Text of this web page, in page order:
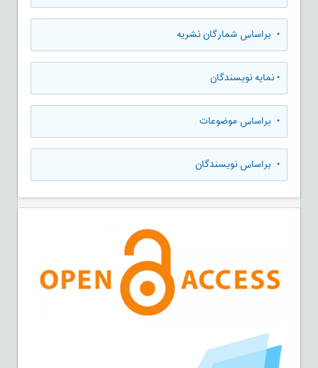
• براساس شمارگان نشریه
•نمایه نویسندگان
• براساس موضوعات
• براساس نویسندگان